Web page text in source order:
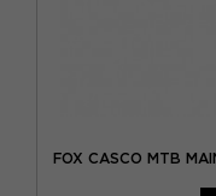
FOX CASCO MTB